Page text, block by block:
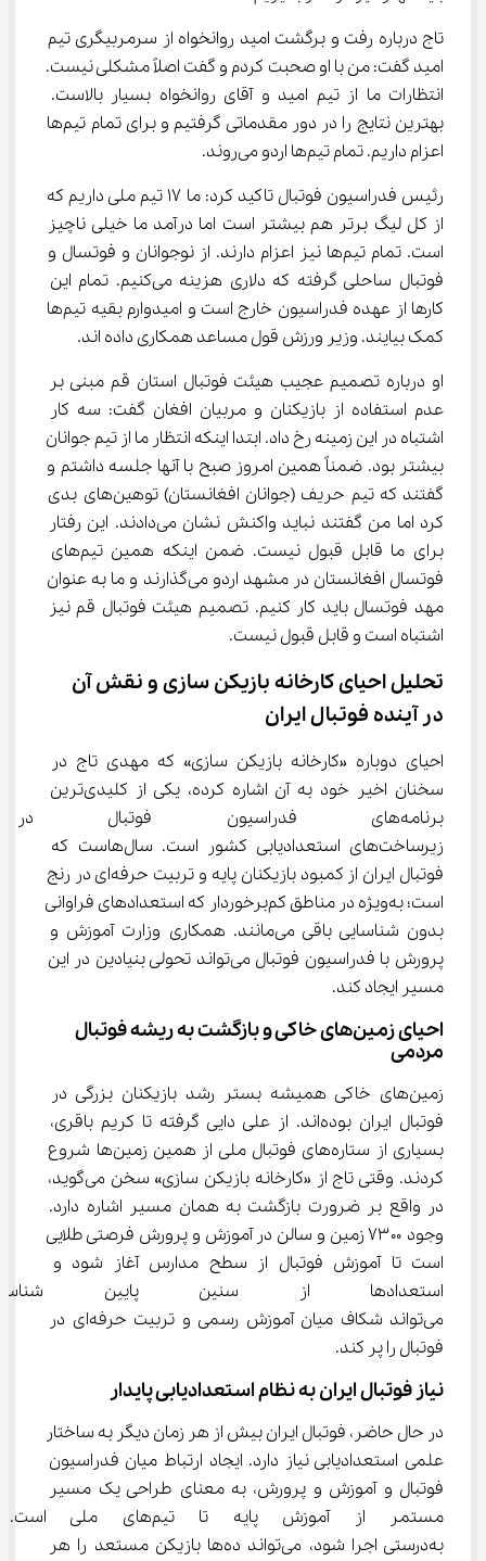
تاج درباره رفت و برگشت امید روانخواه از سرمربیگری تیم
امید گفت: من با او صحبت کردم و گفت اصلاً مشکلی نیست.
انتظارات ما از تیم امید و آقای روانخواه بسیار بالاست.
بهترین نتایج را در دور مقدماتی گرفتیم و برای تمام تیم‌ها
اعزام داریم. تمام تیم‌ها اردو می‌روند.
رئیس فدراسیون فوتبال تاکید کرد: ما ۱۷ تیم ملی داریم که
از کل لیگ برتر هم بیشتر است اما درآمد ما خیلی ناچیز
است. تمام تیم‌ها نیز اعزام دارند. از نوجوانان و فوتسال و
فوتبال ساحلی گرفته که دلاری هزینه می‌کنیم. تمام این
کارها از عهده فدراسیون خارج است و امیدوارم بقیه تیم‌ها
کمک بیایند. وزیر ورزش قول مساعد همکاری داده اند.
او درباره تصمیم عجیب هیئت فوتبال استان قم مبنی بر
عدم استفاده از بازیکنان و مربیان افغان گفت: سه کار
اشتباه در این زمینه رخ داد. ابتدا اینکه انتظار ما از تیم جوانان
بیشتر بود. ضمناً همین امروز صبح با آنها جلسه داشتم و
گفتند که تیم حریف (جوانان افغانستان) توهین‌های بدی
کرد اما من گفتند نباید واکنش نشان می‌دادند. این رفتار
برای ما قابل قبول نیست. ضمن اینکه همین تیم‌های
فوتسال افغانستان در مشهد اردو می‌گذارند و ما به عنوان
مهد فوتسال باید کار کنیم. تصمیم هیئت فوتبال قم نیز
اشتباه است و قابل قبول نیست.
تحلیل احیای کارخانه بازیکن سازی و نقش آن
در آینده فوتبال ایران
احیای دوباره «کارخانه بازیکن سازی» که مهدی تاج در
سخنان اخیر خود به آن اشاره کرده، یکی از کلیدی‌ترین
برنامه‌های فدراسیون فوتبال
زیرساخت‌های استعدادیابی کشور است. سال‌هاست که
فوتبال ایران از کمبود بازیکنان پایه و تربیت حرفه‌ای در رنج
است؛ به‌ویژه در مناطق کم‌برخوردار که استعدادهای فراوانی
بدون شناسایی باقی می‌مانند. همکاری وزارت آموزش و
پرورش با فدراسیون فوتبال می‌تواند تحولی بنیادین در این
مسیر ایجاد کند.
احیای زمین‌های خاکی و بازگشت به ریشه فوتبال
مردمی
زمین‌های خاکی همیشه بستر رشد بازیکنان بزرگی در
فوتبال ایران بوده‌اند. از علی دایی گرفته تا کریم باقری،
بسیاری از ستاره‌های فوتبال ملی از همین زمین‌ها شروع
کردند. وقتی تاج از «کارخانه بازیکن سازی» سخن می‌گوید،
در واقع بر ضرورت بازگشت به همان مسیر اشاره دارد.
وجود ۷۳۰۰ زمین و سالن در آموزش و پرورش فرصتی طلایی
است تا آموزش فوتبال از سطح مدارس آغاز شود و
استعدادها از سنین پایین
می‌تواند شکاف میان آموزش رسمی و تربیت حرفه‌ای در
فوتبال را پر کند.
نیاز فوتبال ایران به نظام استعدادیابی پایدار
در حال حاضر، فوتبال ایران بیش از هر زمان دیگر به ساختار
علمی استعدادیابی نیاز دارد. ایجاد ارتباط میان فدراسیون
فوتبال و آموزش و پرورش، به معنای طراحی یک مسیر
مستمر از آموزش پایه تا
به‌درستی اجرا شود، می‌تواند ده‌ها بازیکن مستعد را هر